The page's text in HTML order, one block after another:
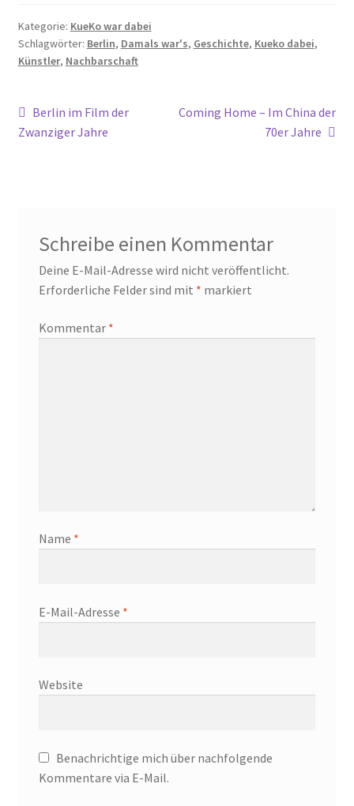
Kategorie: KueKo war dabei
Schlagwörter: Berlin, Damals war's, Geschichte, Kueko dabei,
Künstler, Nachbarschaft
Beitragsnavigation
Vorheriger
Beitrag:
Berlin im Film der
Zwanziger Jahre
Nächster
Coming Home – Im China der
70er Jahre
Schreibe einen Kommentar
Deine E-Mail-Adresse wird nicht veröffentlicht.
Erforderliche Felder sind mit * markiert
Kommentar *
Name *
E-Mail-Adresse *
Website
Benachrichtige mich über nachfolgende
Kommentare via E-Mail.